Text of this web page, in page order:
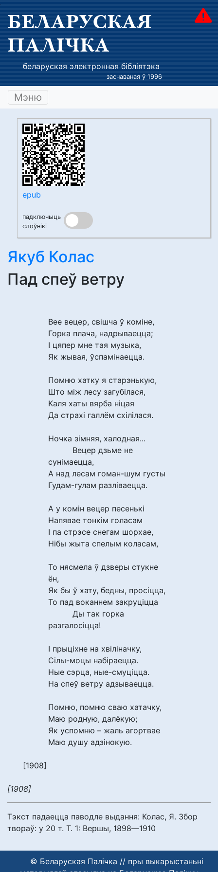
БЕЛАРУСКАЯ
ПАЛІЧКА
беларуская электронная бібліятэка
заснаваная ў 1996
Мэню
epub
падключыць
слоўнікі
Якуб Колас
Пад спеў ветру
Вее вецер, свішча ў коміне,
Горка плача, надрываецца;
І цяпер мне тая музыка,
Як жывая, ўспамінаецца.
Помню хатку я старэнькую,
Што між лесу загубілася,
Каля хаты вярба ніцая
Да страхі галлём схілілася.
Ночка зімняя, халодная...
Вецер дзьме не
сунімаецца,
А над лесам гоман-шум густы
Гудам-гулам разліваецца.
А у комін вецер песенькі
Напявае тонкім голасам
І па стрэсе снегам шорхае,
Нібы жыта спелым коласам,
То нясмела ў дзверы стукне
ён,
Як бы ў хату, бедны, просіцца,
То пад воканнем закруціцца
Ды так горка
разгалосіцца!
І прыціхне на хвіліначку,
Сілы-моцы набіраецца.
Ные сэрца, ные-смуціцца.
На спеў ветру адзываецца.
Помню, помню сваю хатачку,
Маю родную, далёкую;
Як успомню – жаль агортвае
Маю душу адзінокую.
[1908]
[1908]
Тэкст падаецца паводле выдання: Колас, Я. Збор
твораў: у 20 т. Т. 1: Вершы, 1898―1910
© Беларуская Палічка // пры выкарыстаньні